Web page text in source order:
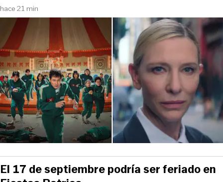
hace 21 min
El 17 de septiembre podría ser feriado en